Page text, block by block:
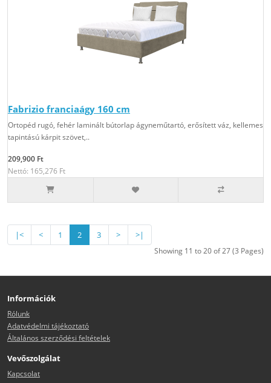
Fabrizio franciaágy 160 cm
Ortopéd rugó, fehér laminált bútorlap ágyneműtartó, erősített váz, kellemes
tapintású kárpit szövet,..
209,900 Ft
Nettó: 165,276 Ft
|< < 1 2 3 > >|
Showing 11 to 20 of 27 (3 Pages)
Információk
Rólunk
Adatvédelmi tájékoztató
Általános szerződési feltételek
Vevőszolgálat
Kapcsolat